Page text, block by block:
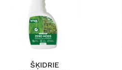
ŠĶIDRIE